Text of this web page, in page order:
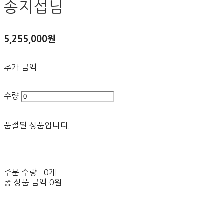
송지섭님
5,255,000원
추가 금액
수량
품절된 상품입니다.
주문 수량
0개
총 상품 금액 0원